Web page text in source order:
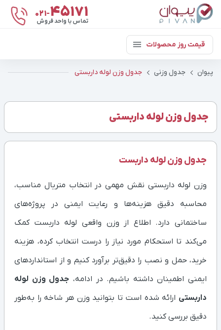
021-۴۵۱۷۱
تماس با واحد فروش
قیمت روز محصولات
پیوان جدول وزنی جدول وزن لوله داربستی
جدول وزن لوله داربستی
جدول وزن لوله داربست
وزن لوله داربستی نقش مهمی در انتخاب متریال مناسب،
محاسبه دقیق هزینه‌ها و رعایت ایمنی در پروژه‌های
ساختمانی دارد. اطلاع از وزن واقعی لوله داربست کمک
می‌کند تا استحکام مورد نیاز را درست انتخاب کرده، هزینه
خرید، حمل و نصب را دقیق‌تر برآورد کنیم و از استانداردهای
ایمنی اطمینان داشته باشیم. در ادامه، جدول وزن لوله
داربستی ارائه شده است تا بتوانید وزن هر شاخه را به‌طور
دقیق بررسی کنید.